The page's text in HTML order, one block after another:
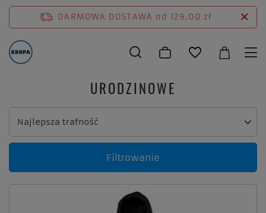
DARMOWA DOSTAWA od 129,00 zł
URODZINOWE
Zmień sortowanie
Najlepsza trafność
Filtrowanie